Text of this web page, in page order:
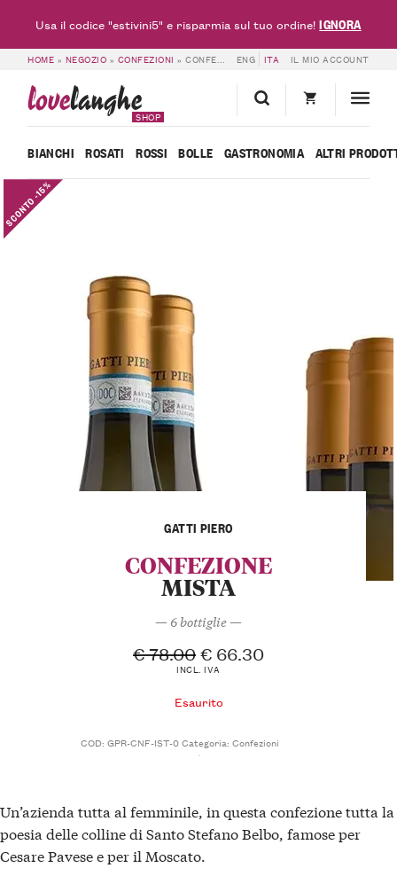
HOME » NEGOZIO » CONFEZIONI »CONFEZIONE GATTI – 6 BOTTIGLIE ENG ITA IL MIO ACCOUNT
lovelanghe
SHOP
BIANCHI ROSATI ROSSI BOLLE GASTRONOMIA ALTRI
SCONTO -15%
GATTI PIERO
CONFEZIONE
MISTA
— 6 bottiglie —
€78.00 € 66.30
INCL. IVA
Esaurito
COD:GPR-CNF-IST-0Categoria:Confezioni
Un’azienda tutta al femminile, in questa confezione tutta la
poesia delle colline di Santo Stefano Belbo, famose per
Cesare Pavese e per il Moscato.
Usa il codice "estivini5" e risparmia sul tuo ordine!IGNORA